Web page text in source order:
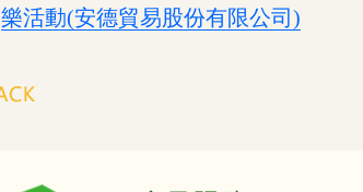
樂活動(安德貿易股份有限公司)